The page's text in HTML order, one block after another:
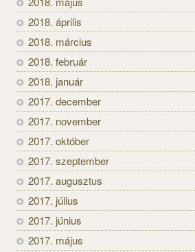
2018. április
2018. március
2018. február
2018. január
2017. december
2017. november
2017. október
2017. szeptember
2017. augusztus
2017. július
2017. június
2017. május